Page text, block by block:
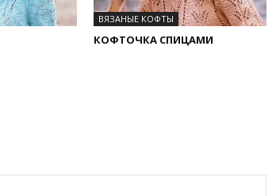
ВЯЗАНЫЕ КОФТЫ
КОФТОЧКА СПИЦАМИ